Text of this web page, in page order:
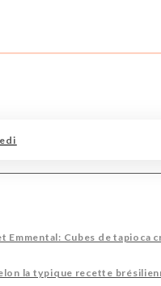
Emmental: Cubes de tapioca
la typique recette